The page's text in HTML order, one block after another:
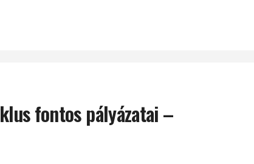
fontos pályázatai –